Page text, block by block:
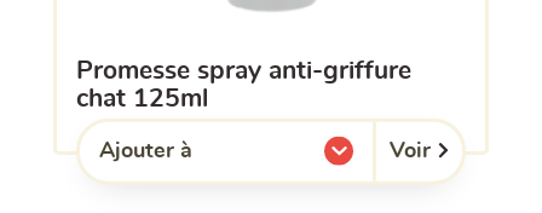
promesse spray anti-griffure
chat 125ml
Ajouter à
l'une de mes listes. Voir